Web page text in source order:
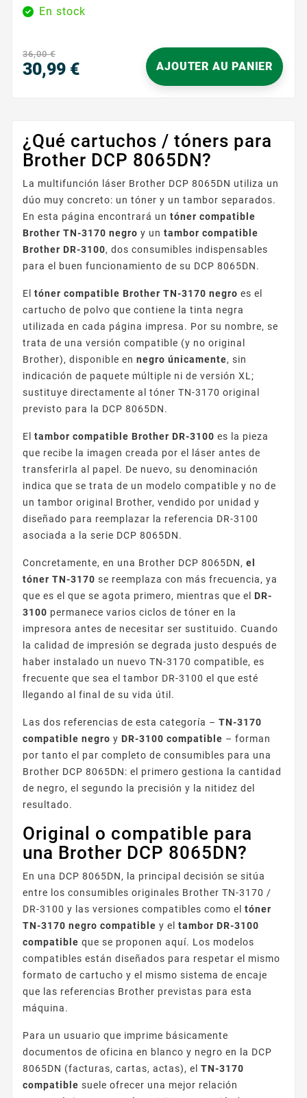
impresión fiable a diario. Diseñado para funcionar
con impresoras Brother que utilizan los toners
equipo y garantiza páginas nítidas, limpias y
uniformes, documento tras documento. Su principal
ventaja radica en su...
En stock
36,00 €
30,99 € AJOUTER AU PANIER
¿Qué cartuchos / tóners para
Brother DCP 8065DN?
La multifunción láser Brother DCP 8065DN utiliza un
dúo muy concreto: un tóner y un tambor separados.
En esta página encontrará un tóner compatible
Brother TN-3170 negro y un tambor compatible
Brother DR-3100, dos consumibles indispensables
para el buen funcionamiento de su DCP 8065DN.
El tóner compatible Brother TN-3170 negro es el
cartucho de polvo que contiene la tinta negra
utilizada en cada página impresa. Por su nombre, se
trata de una versión compatible (y no original
Brother), disponible en negro únicamente, sin
indicación de paquete múltiple ni de versión XL;
sustituye directamente al tóner TN-3170 original
previsto para la DCP 8065DN.
El tambor compatible Brother DR-3100 es la pieza
que recibe la imagen creada por el láser antes de
transferirla al papel. De nuevo, su denominación
indica que se trata de un modelo compatible y no de
un tambor original Brother, vendido por unidad y
diseñado para reemplazar la referencia DR-3100
asociada a la serie DCP 8065DN.
Concretamente, en una Brother DCP 8065DN, el
tóner TN-3170 se reemplaza con más frecuencia, ya
que es el que se agota primero, mientras que el DR-
3100 permanece varios ciclos de tóner en la
impresora antes de necesitar ser sustituido. Cuando
la calidad de impresión se degrada justo después de
haber instalado un nuevo TN-3170 compatible, es
frecuente que sea el tambor DR-3100 el que esté
llegando al final de su vida útil.
Las dos referencias de esta categoría – TN-3170
compatible negro y DR-3100 compatible – forman
por tanto el par completo de consumibles para una
Brother DCP 8065DN: el primero gestiona la cantidad
de negro, el segundo la precisión y la nitidez del
resultado.
Original o compatible para
una Brother DCP 8065DN?
En una DCP 8065DN, la principal decisión se sitúa
entre los consumibles originales Brother TN-3170 /
DR-3100 y las versiones compatibles como el tóner
TN-3170 negro compatible y el tambor DR-3100
compatible que se proponen aquí. Los modelos
compatibles están diseñados para respetar el mismo
formato de cartucho y el mismo sistema de encaje
que las referencias Brother previstas para esta
máquina.
Para un usuario que imprime básicamente
documentos de oficina en blanco y negro en la DCP
8065DN (facturas, cartas, actas), el TN-3170
compatible suele ofrecer una mejor relación